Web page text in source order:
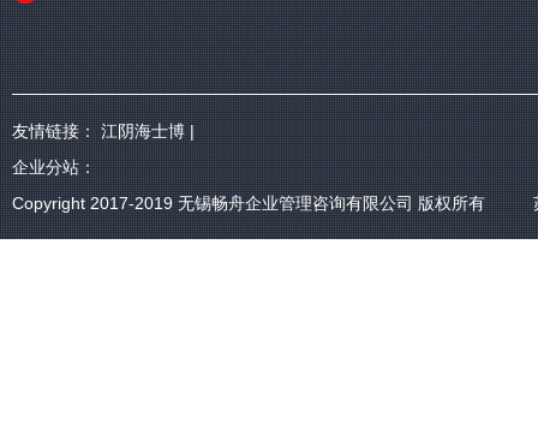
友情链接：江阴海士博|
企业分站：
Copyright 2017-2019无锡畅舟企业管理咨询有限公司版权所有